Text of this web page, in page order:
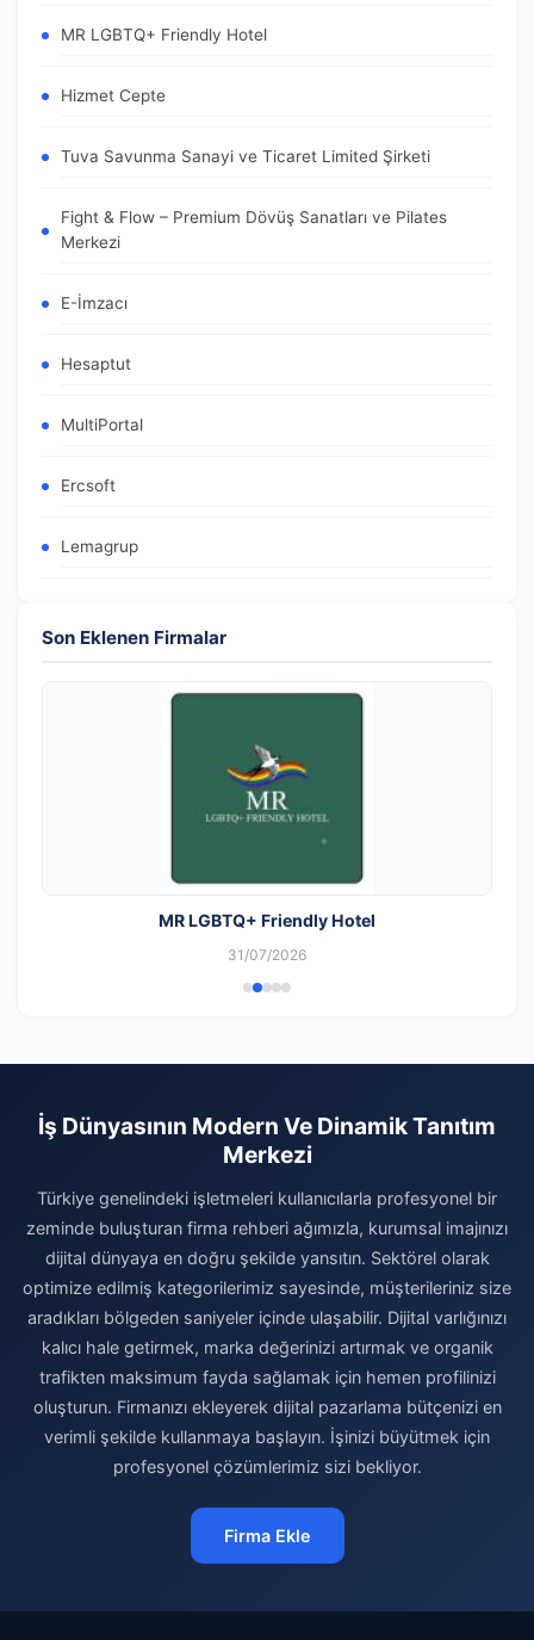
MR LGBTQ+ Friendly Hotel
Hizmet Cepte
Tuva Savunma Sanayi ve Ticaret Limited Şirketi
Fight & Flow – Premium Dövüş Sanatları ve Pilates
Merkezi
E-İmzacı
Hesaptut
MultiPortal
Ercsoft
Lemagrup
Son Eklenen Firmalar
MR LGBTQ+ Friendly Hotel
31/07/2026
İş Dünyasının Modern Ve Dinamik Tanıtım
Merkezi
Türkiye genelindeki işletmeleri kullanıcılarla profesyonel bir
zeminde buluşturan firma rehberi ağımızla, kurumsal imajınızı
dijital dünyaya en doğru şekilde yansıtın. Sektörel olarak
optimize edilmiş kategorilerimiz sayesinde, müşterileriniz size
aradıkları bölgeden saniyeler içinde ulaşabilir. Dijital varlığınızı
kalıcı hale getirmek, marka değerinizi artırmak ve organik
trafikten maksimum fayda sağlamak için hemen profilinizi
oluşturun. Firmanızı ekleyerek dijital pazarlama bütçenizi en
verimli şekilde kullanmaya başlayın. İşinizi büyütmek için
profesyonel çözümlerimiz sizi bekliyor.
Firma Ekle